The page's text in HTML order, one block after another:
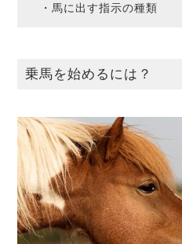
・馬に出す指示の種類
乗馬を始めるには？